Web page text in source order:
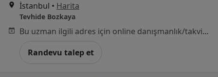
İstanbul • Harita
Tevhide Bozkaya
Bu uzman ilgili adres için online danışmanlık/takvim sunmuyor.
Randevu talep et